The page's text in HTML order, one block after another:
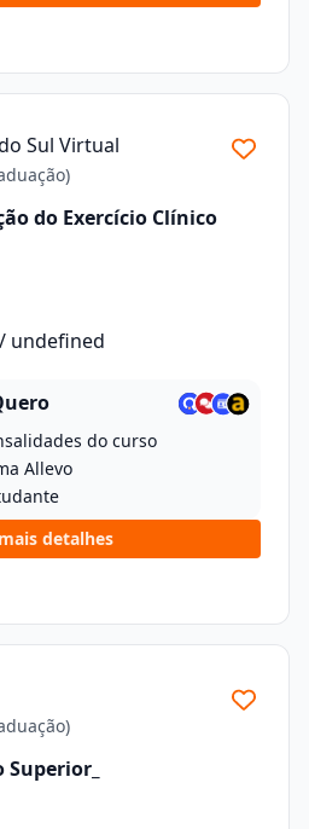
do Exercício Clínico
undefined
do curso
Allevo
detalhes